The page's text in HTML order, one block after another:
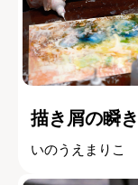
描き屑の瞬き
いのうえまりこ